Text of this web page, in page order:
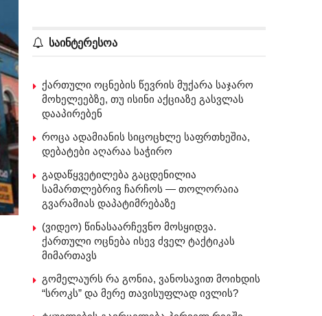
საინტერესოა
ქართული ოცნების წევრის მუქარა საჯარო
მოხელეებზე, თუ ისინი აქციაზე გასვლას
დააპირებენ
როცა ადამიანის სიცოცხლე საფრთხეშია,
დებატები აღარაა საჭირო
გადაწყვეტილება გაცდენილია
სამართლებრივ ჩარჩოს — თოლორაია
გვარამიას დაპატიმრებაზე
(ვიდეო) წინასაარჩევნო მოსყიდვა.
ქართული ოცნება ისევ ძველ ტაქტიკას
მიმართავს
გომელაურს რა გონია, ვანოსავით მოიხდის
“სროკს” და მერე თავისუფლად ივლის?